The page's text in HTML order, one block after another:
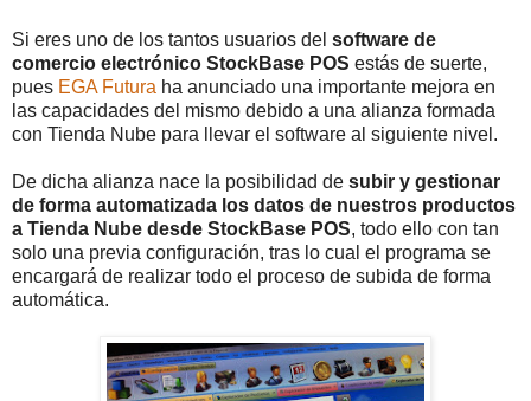
Si eres uno de los tantos usuarios del software de
comercio electrónico StockBase POS estás de suerte,
pues EGA Futura ha anunciado una importante mejora en
las capacidades del mismo debido a una alianza formada
con Tienda Nube para llevar el software al siguiente nivel.
De dicha alianza nace la posibilidad de subir y gestionar
de forma automatizada los datos de nuestros productos
a Tienda Nube desde StockBase POS, todo ello con tan
solo una previa configuración, tras lo cual el programa se
encargará de realizar todo el proceso de subida de forma
automática.